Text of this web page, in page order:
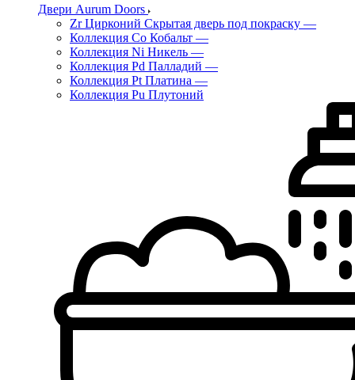
Двери Aurum Doors
Zr Цирконий Скрытая дверь под покраску —
Коллекция Co Кобальт —
Коллекция Ni Никель —
Коллекция Pd Палладий —
Коллекция Pt Платина —
Коллекция Pu Плутоний